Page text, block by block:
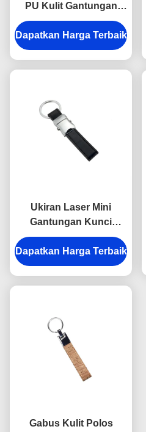
PU Kulit Gantungan
Kunci Tali Epoxy
Doming
Dapatkan Harga Terbaik
Ukiran Laser Mini
Gantungan Kunci
Souvenir Personalized
Kulit Gantungan Kunci
Tebal 9mm
Dapatkan Harga Terbaik
Gabus Kulit Polos